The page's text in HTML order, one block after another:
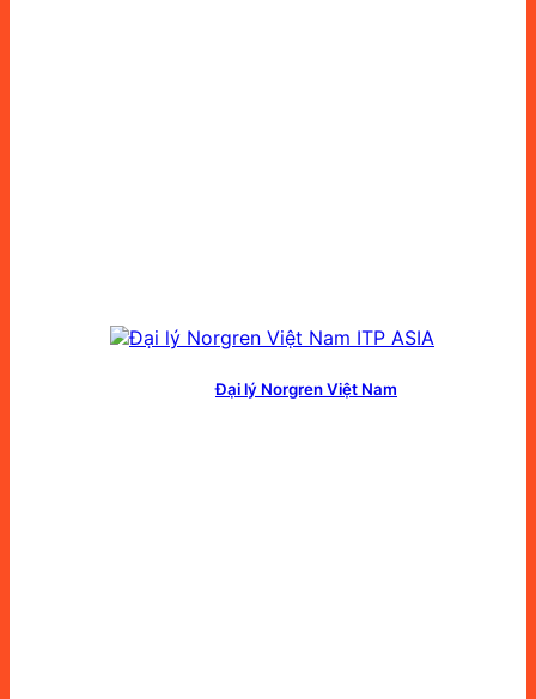
Đại lý Norgren Việt Nam